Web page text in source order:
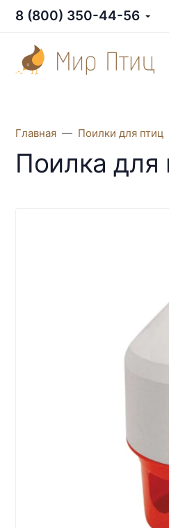
8 (800) 350-44-56
Главная Поилки для птиц
Поилка для